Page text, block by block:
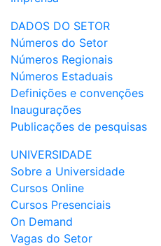
DADOS DO SETOR
Números do Setor
Números Regionais
Números Estaduais
Definições e convenções
Inaugurações
Publicações de pesquisas
UNIVERSIDADE
Sobre a Universidade
Cursos Online
Cursos Presenciais
On Demand
Vagas do Setor